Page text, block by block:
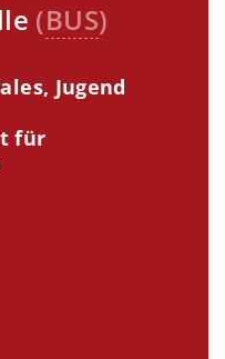
(BUS)
Jugend
für